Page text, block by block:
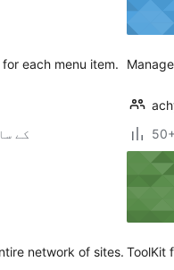
each menu item.
4.7.33
network of sites. ToolKit